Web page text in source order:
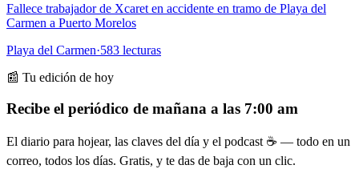
Fallece trabajador de Xcaret en accidente en tramo de Playa del
Carmen a Puerto Morelos
Playa del Carmen·583 lecturas
📰 Tu edición de hoy
Recibe el periódico de mañana a las 7:00 am
El diario para hojear, las claves del día y el podcast ☕ — todo en un
correo, todos los días. Gratis, y te das de baja con un clic.